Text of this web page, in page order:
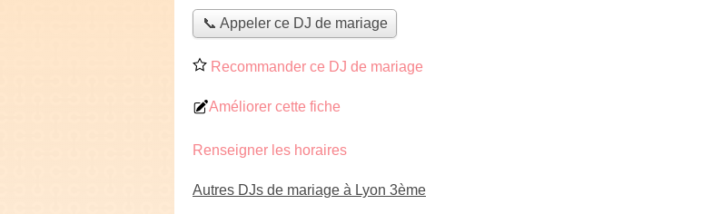
📞 Appeler ce DJ de mariage
Recommander ce DJ de mariage
Améliorer cette fiche
Renseigner les horaires
Autres DJs de mariage à Lyon 3ème